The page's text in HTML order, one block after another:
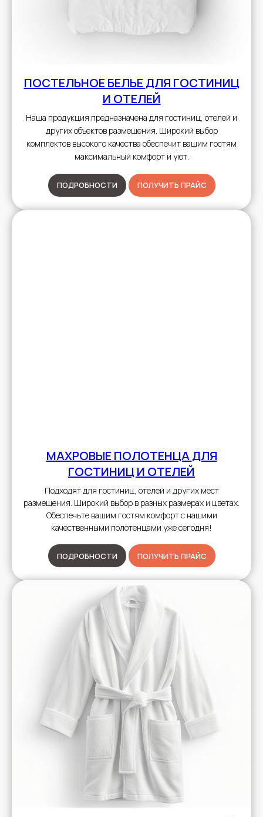
ПОСТЕЛЬНОЕ БЕЛЬЕ ДЛЯ ГОСТИНИЦ
И ОТЕЛЕЙ
Наша продукция предназначена для гостиниц, отелей и
других объектов размещения. Широкий выбор
комплектов высокого качества обеспечит вашим гостям
максимальный комфорт и уют.
ПОДРОБНОСТИ ПОЛУЧИТЬ ПРАЙС
МАХРОВЫЕ ПОЛОТЕНЦАДЛЯ
ГОСТИНИЦ И ОТЕЛЕЙ
Подходят для гостиниц, отелей и других мест
размещения. Широкий выбор в разных размерах и цветах.
Обеспечьте вашим гостям комфорт с нашими
качественными полотенцами уже сегодня!
ПОДРОБНОСТИ ПОЛУЧИТЬ ПРАЙС